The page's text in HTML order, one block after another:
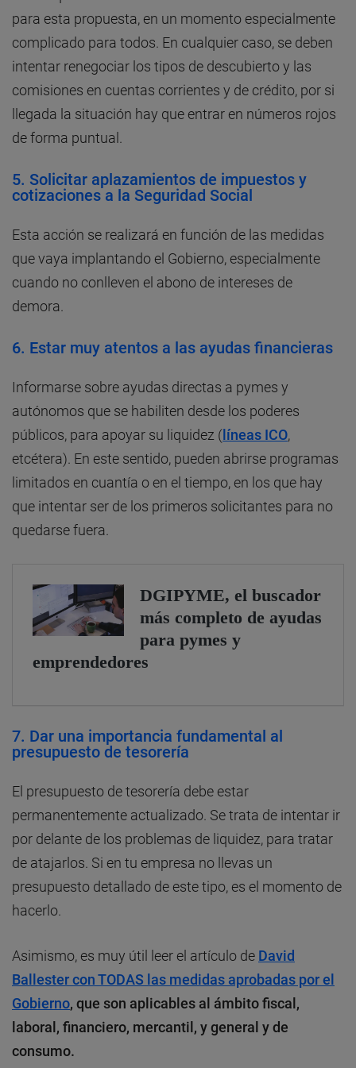
para esta propuesta, en un momento especialmente
complicado para todos. En cualquier caso, se deben
intentar renegociar los tipos de descubierto y las
comisiones en cuentas corrientes y de crédito, por si
llegada la situación hay que entrar en números rojos
de forma puntual.
5. Solicitar aplazamientos de impuestos y
cotizaciones a la Seguridad Social
Esta acción se realizará en función de las medidas
que vaya implantando el Gobierno, especialmente
cuando no conlleven el abono de intereses de
demora.
6. Estar muy atentos a las ayudas financieras
Informarse sobre ayudas directas a pymes y
autónomos que se habiliten desde los poderes
públicos, para apoyar su liquidez ( líneas ICO,
etcétera). En este sentido, pueden abrirse programas
limitados en cuantía o en el tiempo, en los que hay
que intentar ser de los primeros solicitantes para no
quedarse fuera.
7. Dar una importancia fundamental al
presupuesto de tesorería
El presupuesto de tesorería debe estar
permanentemente actualizado. Se trata de intentar ir
por delante de los problemas de liquidez, para tratar
de atajarlos. Si en tu empresa no llevas un
presupuesto detallado de este tipo, es el momento de
hacerlo.
Asimismo, es muy útil leer el artículo de David
Ballester con TODAS las medidas aprobadas por el
Gobierno, que son aplicables al ámbito fiscal,
laboral, financiero, mercantil, y general y de
consumo.